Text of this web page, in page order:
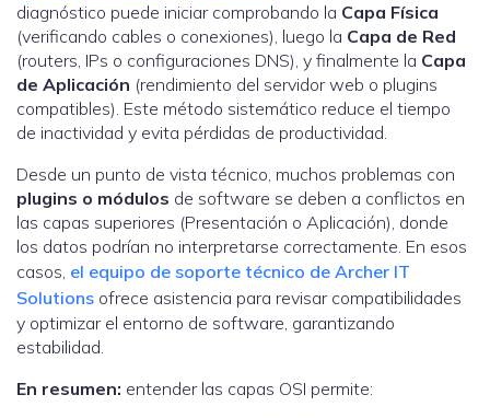
diagnóstico puede iniciar comprobando la Capa Física
(verificando cables o conexiones), luego la Capa de Red
(routers, IPs o configuraciones DNS), y finalmente la Capa
de Aplicación (rendimiento del servidor web o plugins
compatibles). Este método sistemático reduce el tiempo
de inactividad y evita pérdidas de productividad.
Desde un punto de vista técnico, muchos problemas con
plugins o módulos de software se deben a conflictos en
las capas superiores (Presentación o Aplicación), donde
los datos podrían no interpretarse correctamente. En esos
casos, el equipo de soporte técnico de Archer IT
Solutions ofrece asistencia para revisar compatibilidades
y optimizar el entorno de software, garantizando
estabilidad.
En resumen: entender las capas OSI permite: